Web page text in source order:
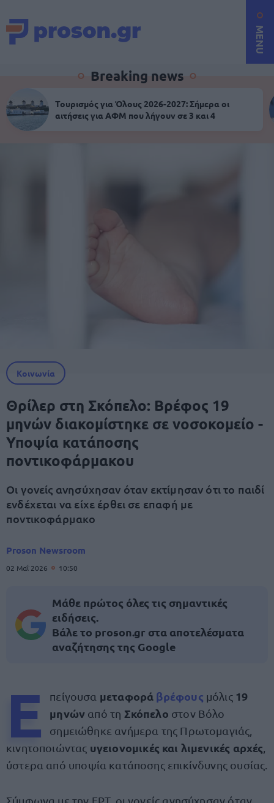
MENU
Breaking news
Τουρισμός για Όλους 2026-2027: Σήμερα οι
αιτήσεις για ΑΦΜ που λήγουν σε 3 και 4
Κοινωνία
Θρίλερ στη Σκόπελο: Βρέφος 19
μηνών διακομίστηκε σε νοσοκομείο -
Υποψία κατάποσης
ποντικοφάρμακου
Οι γονείς ανησύχησαν όταν εκτίμησαν ότι το παιδί
ενδέχεται να είχε έρθει σε επαφή με
ποντικοφάρμακο
Proson Newsroom
02 Μαΐ 2026 10:50
Μάθε πρώτος όλες τις σημαντικές
ειδήσεις.
Βάλε το proson.gr στα αποτελέσματα
αναζήτησης της Google
Ε πείγουσα μεταφορά βρέφους μόλις 19
μηνών από τη Σκόπελο στον Βόλο
σημειώθηκε ανήμερα της Πρωτομαγιάς,
κινητοποιώντας υγειονομικές και λιμενικές αρχές
ύστερα από υποψία κατάποσης επικίνδυνης ουσίας.
Σύμφωνα με την ΕΡΤ, οι γονείς ανησύχησαν όταν